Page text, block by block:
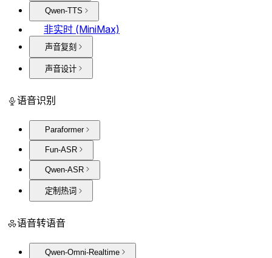
Qwen-TTS
非实时 (MiniMax)
声音复刻
声音设计
语音识别
Paraformer
Fun-ASR
Qwen-ASR
定制热词
语音转语音
Qwen-Omni-Realtime